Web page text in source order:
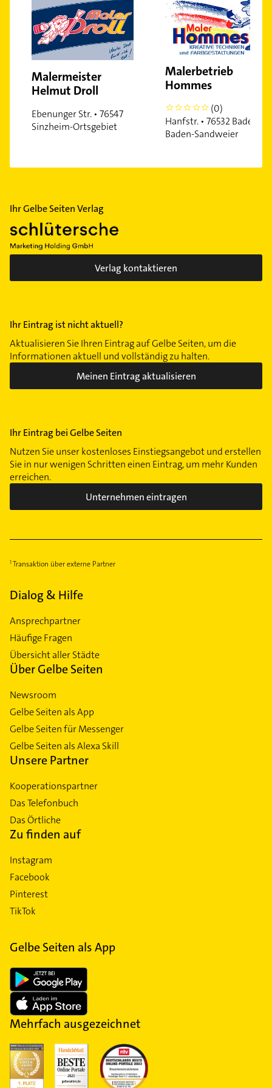
Malermeister
Helmut Droll
Ebenunger Str. • 76547
Sinzheim-Ortsgebiet
Malerbetrieb
Hommes
0
(0)
Hanfstr. • 76532 Baden-
Baden-Sandweier
Ihr Gelbe Seiten Verlag
Verlag kontaktieren
Ihr Eintrag ist nicht aktuell?
Aktualisieren Sie Ihren Eintrag auf Gelbe Seiten, um die
Informationen aktuell und vollständig zu halten.
Meinen Eintrag aktualisieren
Ihr Eintrag bei Gelbe Seiten
Nutzen Sie unser kostenloses Einstiegsangebot und erstellen
Sie in nur wenigen Schritten einen Eintrag, um mehr Kunden
erreichen.
Unternehmen eintragen
Transaktion über externe Partner
Dialog & Hilfe
Ansprechpartner
Häufige Fragen
Übersicht aller Städte
Über Gelbe Seiten
Newsroom
Gelbe Seiten als App
Gelbe Seiten für Messenger
Gelbe Seiten als Alexa Skill
Unsere Partner
Kooperationspartner
Das Telefonbuch
Das Örtliche
Zu finden auf
Instagram
Facebook
Pinterest
TikTok
Gelbe Seiten als App
Mehrfach ausgezeichnet